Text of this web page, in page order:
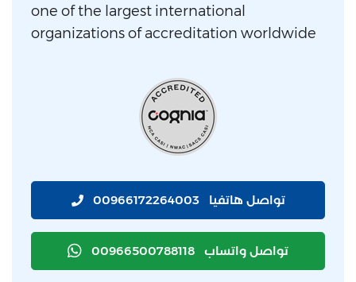
one of the largest international
organizations of accreditation worldwide
تواصل هاتفيا 00966172264003
تواصل واتساب 00966500788118